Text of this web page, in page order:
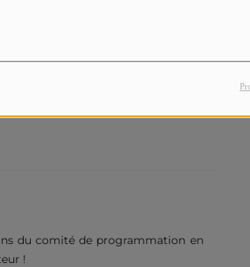
du comité de programmation en
!